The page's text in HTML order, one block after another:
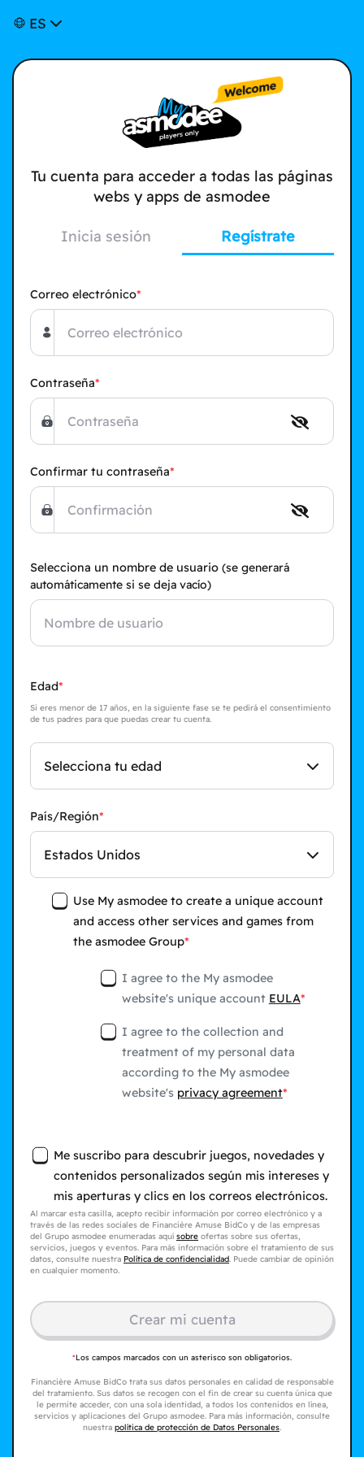
ES
Tu cuenta para acceder a todas las páginas
webs y apps de asmodee
Inicia sesión Regístrate
Correo electrónico
Contraseña
Confirmar tu contraseña
Selecciona un nombre de usuario (se generará
automáticamente si se deja vacío)
Edad
Si eres menor de 17 años, en la siguiente fase se te pedirá el consentimiento
de tus padres para que puedas crear tu cuenta.
Selecciona tu edad
País/Región
Estados Unidos
Use My asmodee to create a unique account
and access other services and games from
the asmodee Group
I agree to the My asmodee
website's unique account EULA
I agree to the collection and
treatment of my personal data
according to the My asmodee
website's privacy agreement
Me suscribo para descubrir juegos, novedades y
contenidos personalizados según mis intereses y
mis aperturas y clics en los correos electrónicos.
Al marcar esta casilla, acepto recibir información por correo electrónico y a
través de las redes sociales de Financière Amuse BidCo y de las empresas
del Grupo asmodee enumeradas aquí sobre ofertas sobre sus ofertas,
servicios, juegos y eventos. Para más información sobre el tratamiento de sus
datos, consulte nuestra Política de confidencialidad. Puede cambiar de opinión
en cualquier momento.
Crear mi cuenta
*Los campos marcados con un asterisco son obligatorios.
Financière Amuse BidCo trata sus datos personales en calidad de responsable
del tratamiento. Sus datos se recogen con el fin de crear su cuenta única que
le permite acceder, con una sola identidad, a todos los contenidos en línea,
servicios y aplicaciones del Grupo asmodee. Para más información, consulte
nuestra política de protección de Datos Personales.